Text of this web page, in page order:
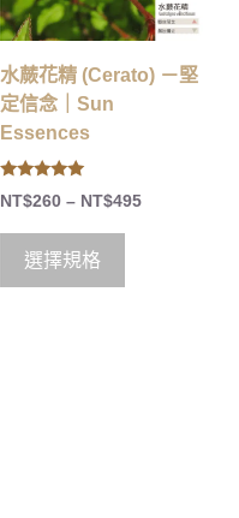
水蕨花精 (Cerato) －堅
定信念｜Sun
Essences
5.00
out of 5
NT$260 – NT$495
選擇規格